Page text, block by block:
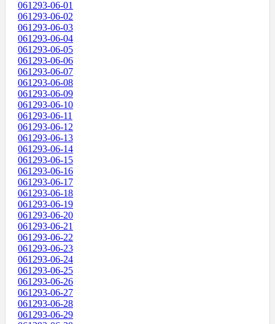
061293-06-01
061293-06-02
061293-06-03
061293-06-04
061293-06-05
061293-06-06
061293-06-07
061293-06-08
061293-06-09
061293-06-10
061293-06-11
061293-06-12
061293-06-13
061293-06-14
061293-06-15
061293-06-16
061293-06-17
061293-06-18
061293-06-19
061293-06-20
061293-06-21
061293-06-22
061293-06-23
061293-06-24
061293-06-25
061293-06-26
061293-06-27
061293-06-28
061293-06-29